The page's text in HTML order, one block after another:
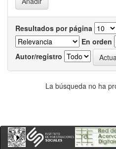
Resultados por página
En orden
Autor/registro
La búsqueda no ha